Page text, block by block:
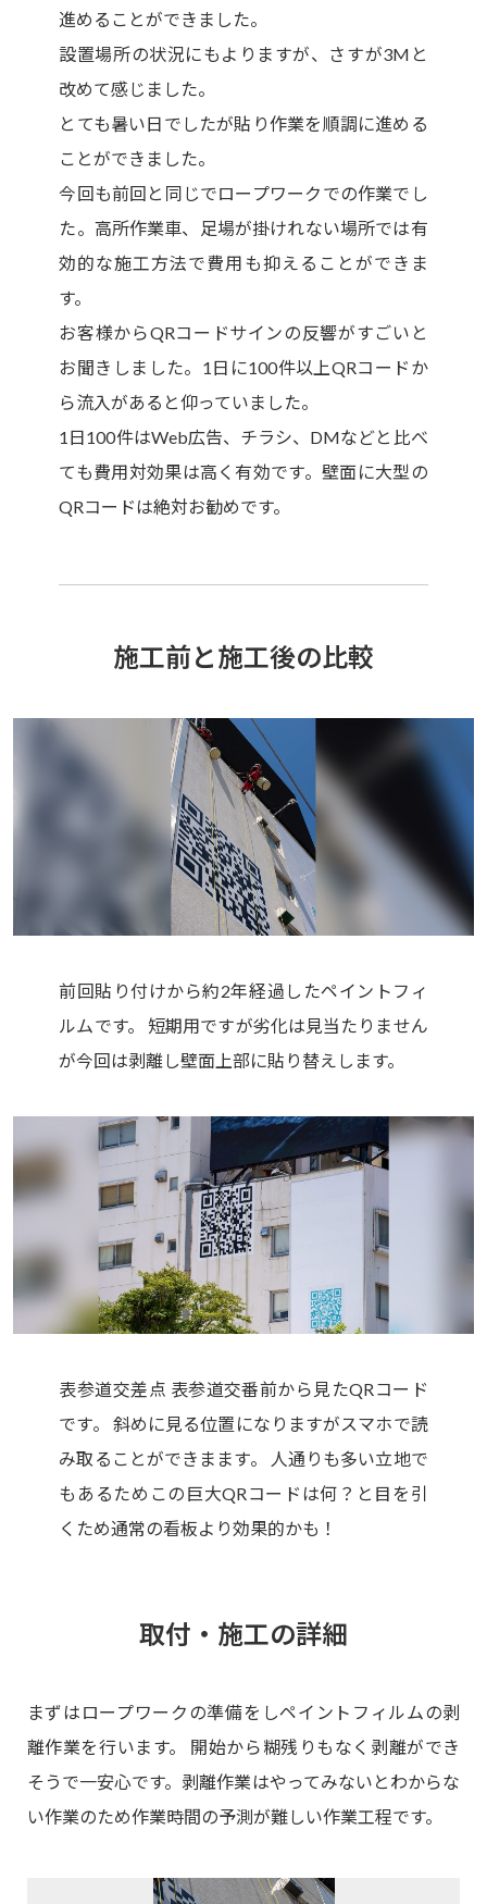
進めることができました。
設置場所の状況にもよりますが、さすが3Mと
改めて感じました。
とても暑い日でしたが貼り作業を順調に進める
ことができました。
今回も前回と同じでロープワークでの作業でし
た。高所作業車、足場が掛けれない場所では有
効的な施工方法で費用も抑えることができま
す。
お客様からQRコードサインの反響がすごいと
お聞きしました。1日に100件以上QRコードか
ら流入があると仰っていました。
1日100件はWeb広告、チラシ、DMなどと比べ
ても費用対効果は高く有効です。壁面に大型の
QRコードは絶対お勧めです。
施工前と施工後の比較
前回貼り付けから約2年経過したペイントフィ
ルムです。 短期用ですが劣化は見当たりません
が今回は剥離し壁面上部に貼り替えします。
表参道交差点 表参道交番前から見たQRコード
です。 斜めに見る位置になりますがスマホで読
み取ることができまます。 人通りも多い立地で
もあるためこの巨大QRコードは何？と目を引
くため通常の看板より効果的かも！
取付・施工の詳細
まずはロープワークの準備をしペイントフィルムの剥
離作業を行います。 開始から糊残りもなく剥離ができ
そうで一安心です。剥離作業はやってみないとわからな
い作業のため作業時間の予測が難しい作業工程です。